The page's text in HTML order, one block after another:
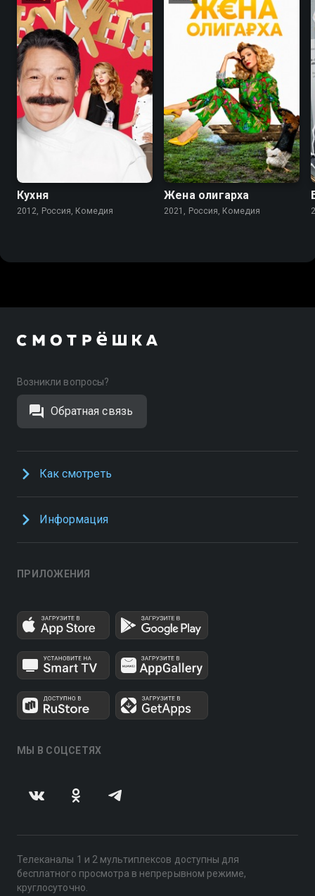
Кухня
2012, Россия, Комедия
7.6
Жена олигарха
2021, Россия, Комедия
Возникли вопросы?
Обратная связь
Как смотреть
Информация
ПРИЛОЖЕНИЯ
МЫ В СОЦСЕТЯХ
Телеканалы 1 и 2 мультиплексов доступны для
бесплатного просмотра в непрерывном режиме,
круглосуточно.